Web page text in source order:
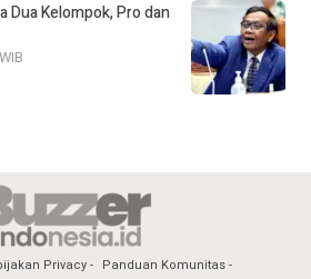
Dua Kelompok, Pro dan
Privacy Panduan Komunitas